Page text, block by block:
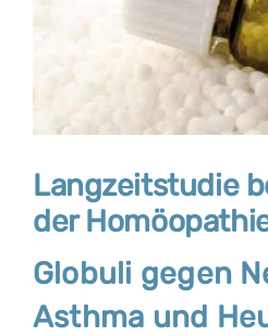
Langzeitstudie
der
Globuli gegen
Asthma und